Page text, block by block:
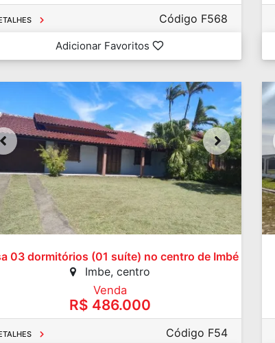
Código F568
Adicionar Favoritos
03 dormitórios (01 suíte) no centro de Imbé
Imbe, centro
Venda
R$ 486.000
Código F54